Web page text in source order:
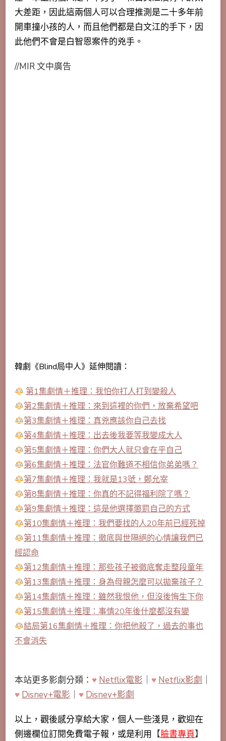
大差距，因此這兩個人可以合理推測是二十多年前
開車撞小孩的人，而且他們都是白文江的手下，因
此他們不會是白智恩案件的兇手。
//MIR 文中廣告
韓劇《Blind局中人》延伸閱讀：
第1集劇情＋推理：我怕你打人打到變殺人
第2集劇情＋推理：來到這裡的你們，放棄希望吧
第3集劇情＋推理：真兇應該你自己去找
第4集劇情＋推理：出去後我要等我變成大人
第5集劇情＋推理：你們大人就只會在乎自己
第6集劇情＋推理：法官你難道不相信你弟弟嗎？
第7集劇情＋推理：我就是13號，鄭允宰
第8集劇情＋推理：你真的不記得福利院了嗎？
第9集劇情＋推理：這是他選擇懲罰自己的方式
第10集劇情＋推理：我們要找的人20年前已經死掉
第11集劇情＋推理：徹底與世隔絕的心情讓我們已
經認命
第12集劇情＋推理：那些孩子被徹底奪走整段童年
第13集劇情＋推理：身為母親怎麼可以拋棄孩子？
第14集劇情＋推理：雖然我恨他，但沒後悔生下你
第15集劇情＋推理：事情20年後什麼都沒有變
結局第16集劇情＋推理：你把他殺了，過去的事也
不會消失
本站更多影劇分類： ♥ Netflix電影 ♥ Netflix影劇
♥ Disney+電影 ♥ Disney+影劇
以上，觀後感分享給大家，個人一些淺見，歡迎在
側邊欄位訂閱免費電子報，或是利用 【臉書專頁】